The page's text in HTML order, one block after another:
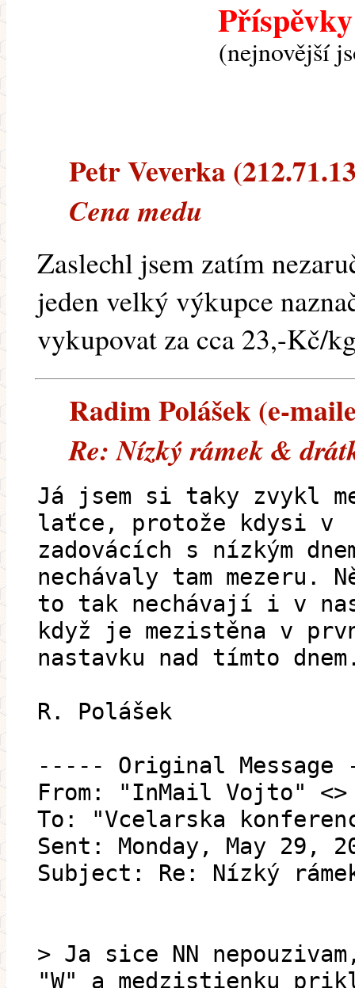
(nejnovější
Petr Veverka
Cena medu
Zaslechl jsem zatím
jeden velký výkupce
vykupovat za cca 23,-Kč/
Radim Polášek (e-
Re: Nízký rámek &
Já jsem si taky zvykl
laťce, protože kdysi v
zadovácích s nízkým
nechávaly tam mezeru.
to tak nechávají i v
když je mezistěna v
nastavku nad tímto
R. Polášek
----- Original
From: "InMail Vojto" <>
To: "Vcelarska
Sent: Monday, May 29,
Subject: Re: Nízký
> Ja sice NN
"W" a medzistienku